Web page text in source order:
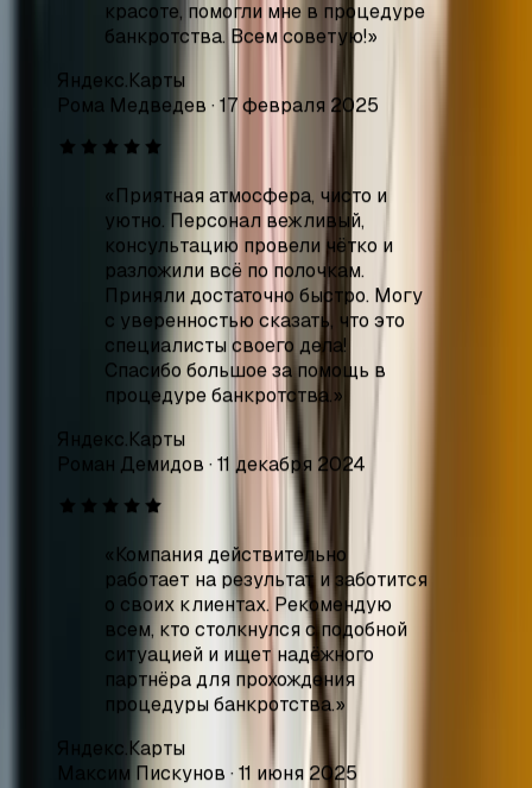
уютно. Персонал вежливый,
консультацию провели чётко и
разложили всё по полочкам.
Приняли достаточно быстро. Могу
с уверенностью сказать, что это
специалисты своего дела!
Спасибо большое за помощь в
процедуре банкротства.»
Яндекс.Карты
Роман Демидов·11 декабря 2024
Компания действительно
работает на результат и заботится
о своих клиентах. Рекомендую
всем, кто столкнулся с подобной
ситуацией и ищет надёжного
партнёра для прохождения
процедуры банкротства.»
Яндекс.Карты
Максим Пискунов·11 июня 2025
консультацией. Быстро вникли в
суть моего вопроса, дали очень